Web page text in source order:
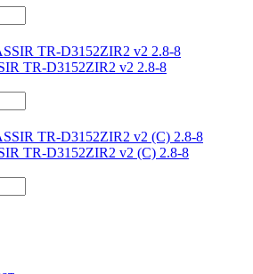
TR-D3152ZIR2 v2 2.8-8
TR-D3152ZIR2 v2 (C) 2.8-8